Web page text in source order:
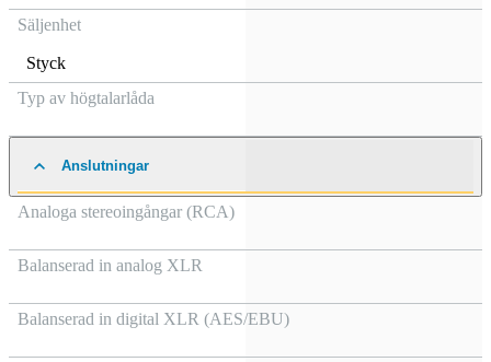
Säljenhet
Styck
Typ av högtalarlåda
Anslutningar
Analoga stereoingångar (RCA)
Balanserad in analog XLR
Balanserad in digital XLR (AES/EBU)